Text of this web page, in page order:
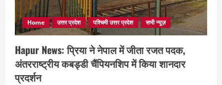
Home उत्तर प्रदेश पश्चिमी उत्तर प्रदेश सभी न्यूज़
Hapur News: प्रिया ने नेपाल में जीता रजत पदक,
अंतरराष्ट्रीय कबड्डी चैंपियनशिप में किया शानदार
प्रदर्शन